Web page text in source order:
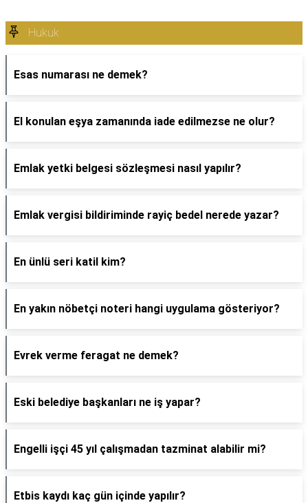
Hukuk
Esas numarası ne demek?
El konulan eşya zamanında iade edilmezse ne olur?
Emlak yetki belgesi sözleşmesi nasıl yapılır?
Emlak vergisi bildiriminde rayiç bedel nerede yazar?
En ünlü seri katil kim?
En yakın nöbetçi noteri hangi uygulama gösteriyor?
Evrek verme feragat ne demek?
Eski belediye başkanları ne iş yapar?
Engelli işçi 45 yıl çalışmadan tazminat alabilir mi?
Etbis kaydı kaç gün içinde yapılır?